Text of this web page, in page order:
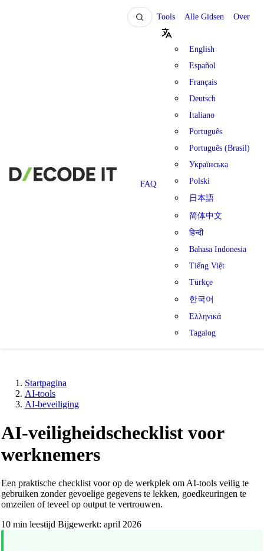
Tools Alle Gidsen Over
FAQ
English
Español
Français
Deutsch
Italiano
Português
Português (Brasil)
Українська
Polski
日本語
简体中文
हिन्दी
Bahasa Indonesia
Tiếng Việt
Türkçe
한국어
Ελληνικά
Tagalog
Startpagina
AI-tools
AI-beveiliging
AI-veiligheidschecklist voor
werknemers
Een praktische checklist voor op de werkplek om AI-tools veilig te
gebruiken zonder gevoelige gegevens te lekken, goedkeuringen te
omzeilen of teveel op output te vertrouwen.
10 min leestijd Bijgewerkt: april 2026